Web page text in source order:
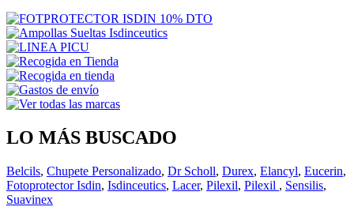
LO MÁS BUSCADO
Belcils, Chupete Personalizado, Dr Scholl, Durex, Elancyl, Eucerin,
Fotoprotector Isdin, Isdinceutics, Lacer, Pilexil, Pilexil , Sensilis,
Suavinex